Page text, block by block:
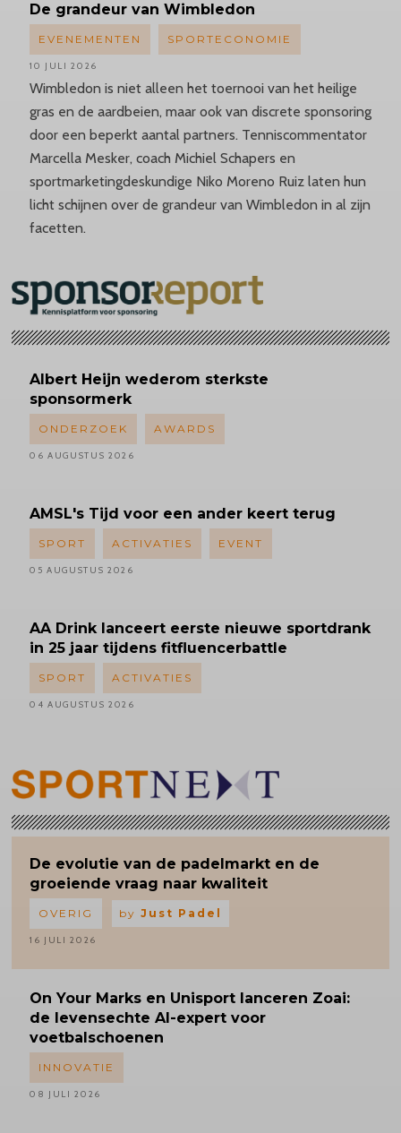
De grandeur van Wimbledon
Wimbledon is niet alleen het toernooi van het heilige
gras en de aardbeien, maar ook van discrete sponsoring
door een beperkt aantal partners. Tenniscommentator
Marcella Mesker, coach Michiel Schapers en
sportmarketingdeskundige Niko Moreno Ruiz laten hun
licht schijnen over de grandeur van Wimbledon in al zijn
facetten.
EVENEMENTEN SPORTECONOMIE
10 JULI 2026
Albert Heijn wederom sterkste
sponsormerk
ONDERZOEK AWARDS
06 AUGUSTUS 2026
AMSL's Tijd voor een ander keert terug
SPORT ACTIVATIES EVENT
05 AUGUSTUS 2026
AA Drink lanceert eerste nieuwe sportdrank
in 25 jaar tijdens fitfluencerbattle
SPORT ACTIVATIES
04 AUGUSTUS 2026
De evolutie van de padelmarkt en de
groeiende vraag naar kwaliteit
OVERIG by Just Padel
16 JULI 2026
On Your Marks en Unisport lanceren Zoai:
de levensechte AI-expert voor
voetbalschoenen
INNOVATIE
08 JULI 2026